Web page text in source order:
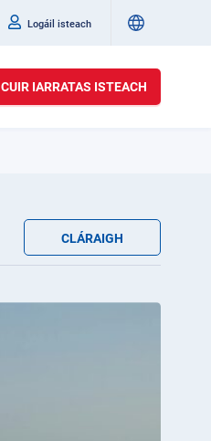
Logáil isteach
CUIR IARRATAS ISTEACH
CLÁRAIGH